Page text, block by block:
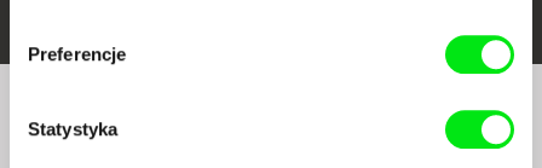
Preferencje
Statystyka
Czy chcesz regularnie otrzymywać newsletter z